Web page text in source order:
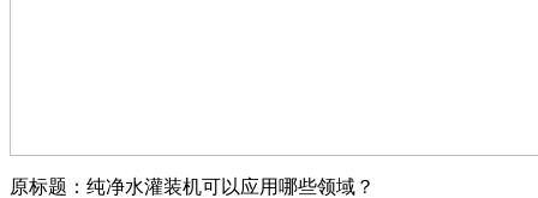
原标题：纯净水灌装机可以应用哪些领域？